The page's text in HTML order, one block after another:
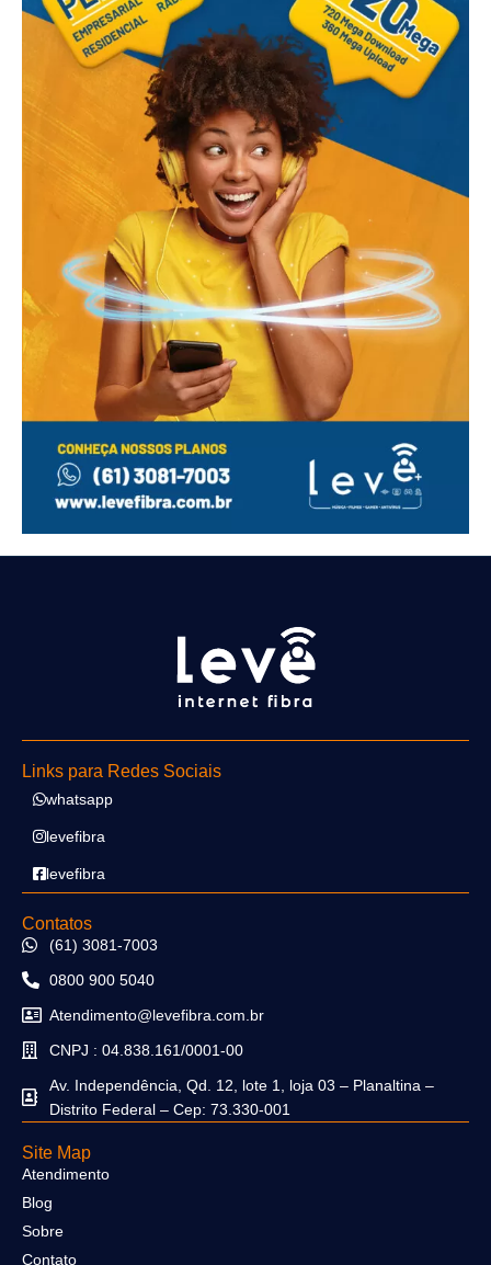
Links para Redes Sociais
whatsapp
levefibra
levefibra
Contatos
(61) 3081-7003
0800 900 5040
Atendimento@levefibra.com.br
CNPJ : 04.838.161/0001-00
Av. Independência, Qd. 12, lote 1, loja 03 – Planaltina –
Distrito Federal – Cep: 73.330-001
Site Map
Atendimento
Blog
Sobre
Contato